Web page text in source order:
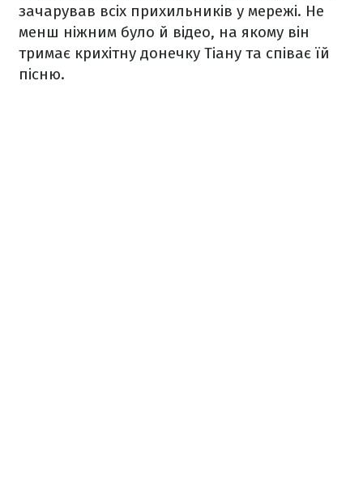
зачарував всіх прихильників у мережі. Не
менш ніжним було й відео, на якому він
тримає крихітну донечку Тіану та співає їй
пісню.